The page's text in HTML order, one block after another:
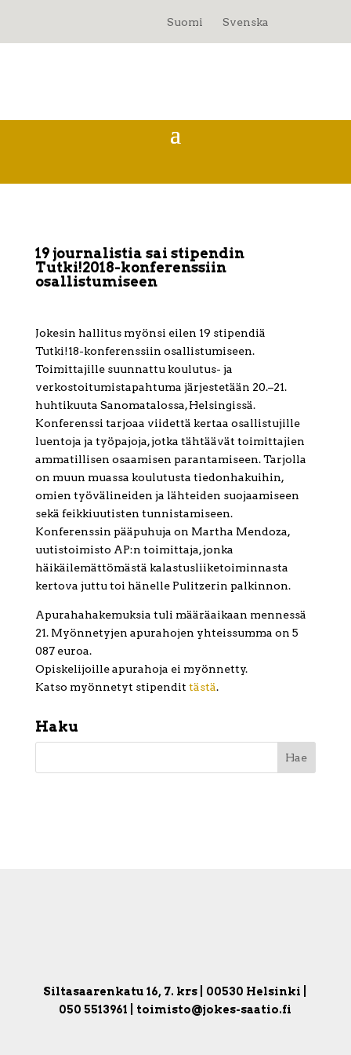
Suomi Svenska
19 journalistia sai stipendin
Tutki!2018-konferenssiin
osallistumiseen
Jokesin hallitus myönsi eilen 19 stipendiä
Tutki!18-konferenssiin osallistumiseen.
Toimittajille suunnattu koulutus- ja
verkostoitumistapahtuma järjestetään 20.–21.
huhtikuuta Sanomatalossa, Helsingissä.
Konferenssi tarjoaa viidettä kertaa osallistujille
luentoja ja työpajoja, jotka tähtäävät toimittajien
ammatillisen osaamisen parantamiseen. Tarjolla
on muun muassa koulutusta tiedonhakuihin,
omien työvälineiden ja lähteiden suojaamiseen
sekä feikkiuutisten tunnistamiseen.
Konferenssin pääpuhuja on Martha Mendoza,
uutistoimisto AP:n toimittaja, jonka
häikäilemättömästä kalastusliiketoiminnasta
kertova juttu toi hänelle Pulitzerin palkinnon.
Apurahahakemuksia tuli määräaikaan mennessä
21. Myönnetyjen apurahojen yhteissumma on 5
087 euroa.
Opiskelijoille apurahoja ei myönnetty.
Katso myönnetyt stipendit tästä.
Haku
Siltasaarenkatu 16, 7. krs | 00530 Helsinki |
050 5513961 | toimisto@jokes-saatio.fi